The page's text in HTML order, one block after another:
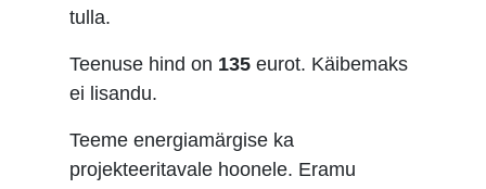
tulla.
Teenuse hind on 135 eurot. Käibemaks
ei lisandu.
Teeme energiamärgise ka
projekteeritavale hoonele. Eramu